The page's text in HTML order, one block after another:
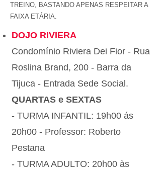
TREINO, BASTANDO APENAS RESPEITAR A
FAIXA ETÁRIA.
DOJO RIVIERA
Condomínio Riviera Dei Fior - Rua
Roslina Brand, 200 - Barra da
Tijuca - Entrada Sede Social.
QUARTAS e SEXTAS
- TURMA INFANTIL: 19h00 ás
20h00 - Professor: Roberto
Pestana
- TURMA ADULTO: 20h00 às